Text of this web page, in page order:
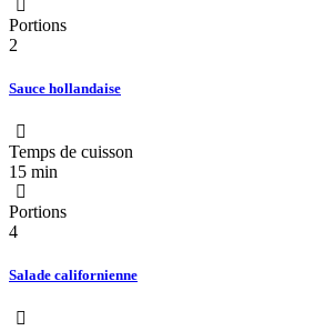
Portions
2
Sauce hollandaise
Temps de cuisson
15 min
Portions
4
Salade californienne